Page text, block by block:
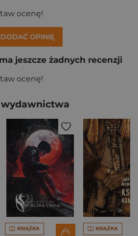
ocenę!
OPINIĘ
jeszcze żadnych recenzji
ocenę!
wydawnictwa
KSIĄŻKA KSIĄŻKA